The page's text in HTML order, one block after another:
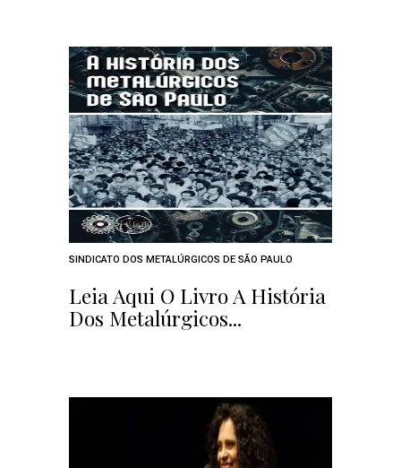
SINDICATO DOS METALÚRGICOS DE SÃO PAULO
Leia Aqui O Livro A História
Dos Metalúrgicos...